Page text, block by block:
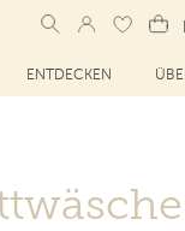
ENTDECKEN